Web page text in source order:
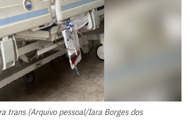
trans (Arquivo pessoal/Iara Borges dos